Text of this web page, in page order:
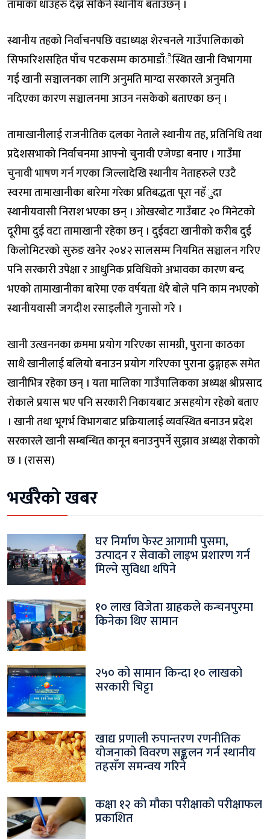
तामाका धाउहरु देख्न सकिने स्थानीय बताउँछन् ।
स्थानीय तहको निर्वाचनपछि वडाध्यक्ष शेरचनले गाउँपालिकाको
सिफारिशसहित पाँच पटकसम्म काठमाडाँैस्थित खानी विभागमा
गई खानी सञ्चालनका लागि अनुमति माग्दा सरकारले अनुमति
नदिएका कारण सञ्चालनमा आउन नसकेको बताएका छन् ।
तामाखानीलाई राजनीतिक दलका नेताले स्थानीय तह, प्रतिनिधि तथा
प्रदेशसभाको निर्वाचनमा आफ्नो चुनावी एजेण्डा बनाए । गाउँमा
चुनावी भाषण गर्न गएका जिल्लादेखि स्थानीय नेताहरुले एउटै
स्वरमा तामाखानीका बारेमा गरेका प्रतिबद्धता पूरा नहँुदा
स्थानीयवासी निराश भएका छन् । ओखरबोट गाउँबाट २० मिनेटको
दूरीमा दुई वटा तामाखानी रहेका छन् । दुईवटा खानीको करीब दुई
किलोमिटरको सुरुङ खनेर २०४२ सालसम्म नियमित सञ्चालन गरिए
पनि सरकारी उपेक्षा र आधुनिक प्रविधिको अभावका कारण बन्द
भएको तामाखानीका बारेमा एक वर्षयता धेरै बोले पनि काम नभएको
स्थानीयवासी जगदीश रसाइलीले गुनासो गरे ।
खानी उत्खननका क्रममा प्रयोग गरिएका सामग्री, पुराना काठका
साथै खानीलाई बलियो बनाउन प्रयोग गरिएका पुराना ढुङ्गाहरू समेत
खानीभित्र रहेका छन् । यता मालिका गाउँपालिकका अध्यक्ष श्रीप्रसाद
रोकाले प्रयास भए पनि सरकारी निकायबाट असहयोग रहेको बताए
। खानी तथा भूगर्भ विभागबाट प्रक्रियालाई व्यवस्थित बनाउन प्रदेश
सरकारले खानी सम्बन्धित कानून बनाउनुपर्ने सुझाव अध्यक्ष रोकाको
छ । (रासस)
भर्खरैको खबर
घर निर्माण फेस्ट आगामी पुसमा,
उत्पादन र सेवाको लाइभ प्रशारण गर्न
मिल्ने सुविधा थपिने
१० लाख विजेता ग्राहकले कन्चनपुरमा
किनेका थिए सामान
२५० को सामान किन्दा १० लाखको
सरकारी चिट्टा
खाद्य प्रणाली रुपान्तरण रणनीतिक
योजनाको विवरण सङ्कलन गर्न स्थानीय
तहसँग समन्वय गरिने
कक्षा १२ को मौका परीक्षाको परीक्षाफल
प्रकाशित